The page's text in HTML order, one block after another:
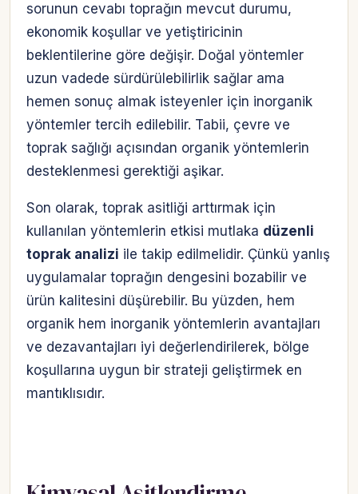
sorunun cevabı toprağın mevcut durumu,
ekonomik koşullar ve yetiştiricinin
beklentilerine göre değişir. Doğal yöntemler
uzun vadede sürdürülebilirlik sağlar ama
hemen sonuç almak isteyenler için inorganik
yöntemler tercih edilebilir. Tabii, çevre ve
toprak sağlığı açısından organik yöntemlerin
desteklenmesi gerektiği aşikar.
Son olarak, toprak asitliği arttırmak için
kullanılan yöntemlerin etkisi mutlaka düzenli
toprak analizi ile takip edilmelidir. Çünkü yanlış
uygulamalar toprağın dengesini bozabilir ve
ürün kalitesini düşürebilir. Bu yüzden, hem
organik hem inorganik yöntemlerin avantajları
ve dezavantajları iyi değerlendirilerek, bölge
koşullarına uygun bir strateji geliştirmek en
mantıklısıdır.